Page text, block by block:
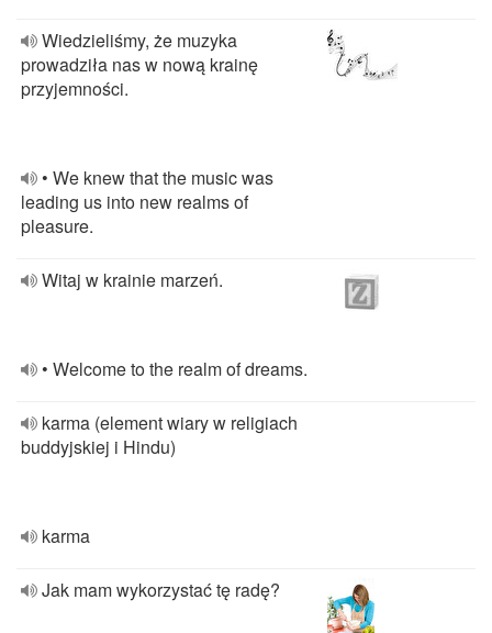
Wiedzieliśmy, że muzyka
prowadziła nas w nową krainę
przyjemności.
• We knew that the music was
leading us into new realms of
pleasure.
Witaj w krainie marzeń.
• Welcome to the realm of dreams.
karma (element wiary w religiach
buddyjskiej i Hindu)
karma
Jak mam wykorzystać tę radę?